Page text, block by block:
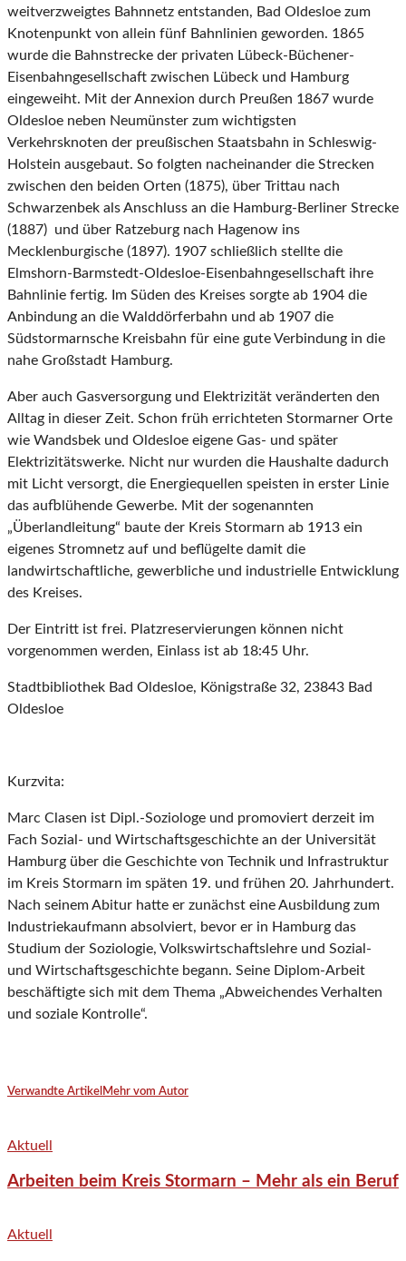
weitverzweigtes Bahnnetz entstanden, Bad Oldesloe zum
Knotenpunkt von allein fünf Bahnlinien geworden. 1865
wurde die Bahnstrecke der privaten Lübeck-Büchener-
Eisenbahngesellschaft zwischen Lübeck und Hamburg
eingeweiht. Mit der Annexion durch Preußen 1867 wurde
Oldesloe neben Neumünster zum wichtigsten
Verkehrsknoten der preußischen Staatsbahn in Schleswig-
Holstein ausgebaut. So folgten nacheinander die Strecken
zwischen den beiden Orten (1875), über Trittau nach
Schwarzenbek als Anschluss an die Hamburg-Berliner Strecke
(1887) und über Ratzeburg nach Hagenow ins
Mecklenburgische (1897). 1907 schließlich stellte die
Elmshorn-Barmstedt-Oldesloe-Eisenbahngesellschaft ihre
Bahnlinie fertig. Im Süden des Kreises sorgte ab 1904 die
Anbindung an die Walddörferbahn und ab 1907 die
Südstormarnsche Kreisbahn für eine gute Verbindung in die
nahe Großstadt Hamburg.
Aber auch Gasversorgung und Elektrizität veränderten den
Alltag in dieser Zeit. Schon früh errichteten Stormarner Orte
wie Wandsbek und Oldesloe eigene Gas- und später
Elektrizitätswerke. Nicht nur wurden die Haushalte dadurch
mit Licht versorgt, die Energiequellen speisten in erster Linie
das aufblühende Gewerbe. Mit der sogenannten
„Überlandleitung“ baute der Kreis Stormarn ab 1913 ein
eigenes Stromnetz auf und beflügelte damit die
landwirtschaftliche, gewerbliche und industrielle Entwicklung
des Kreises.
Der Eintritt ist frei. Platzreservierungen können nicht
vorgenommen werden, Einlass ist ab 18:45 Uhr.
Stadtbibliothek Bad Oldesloe, Königstraße 32, 23843 Bad
Oldesloe
Kurzvita:
Marc Clasen ist Dipl.-Soziologe und promoviert derzeit im
Fach Sozial- und Wirtschaftsgeschichte an der Universität
Hamburg über die Geschichte von Technik und Infrastruktur
im Kreis Stormarn im späten 19. und frühen 20. Jahrhundert.
Nach seinem Abitur hatte er zunächst eine Ausbildung zum
Industriekaufmann absolviert, bevor er in Hamburg das
Studium der Soziologie, Volkswirtschaftslehre und Sozial-
und Wirtschaftsgeschichte begann. Seine Diplom-Arbeit
beschäftigte sich mit dem Thema „Abweichendes Verhalten
und soziale Kontrolle“.
Verwandte Artikel Mehr vom Autor
Aktuell
Arbeiten beim Kreis Stormarn – Mehr als ein Beruf
Aktuell